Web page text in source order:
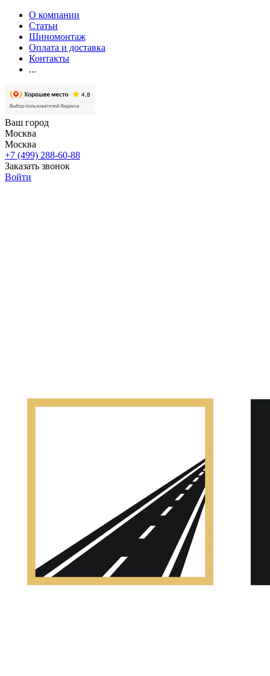
О компании
Статьи
Шиномонтаж
Оплата и доставка
Контакты
...
Ваш город
Москва
Москва
+7 (499) 288-60-88
Заказать звонок
Войти